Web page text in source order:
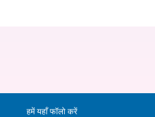
हमें यहाँ फॉलो करें